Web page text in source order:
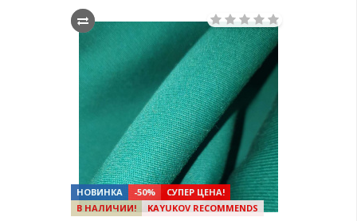
НОВИНКА -50%
СУПЕР ЦЕНА!
В НАЛИЧИИ!
KAYUKOV RECOMMENDS